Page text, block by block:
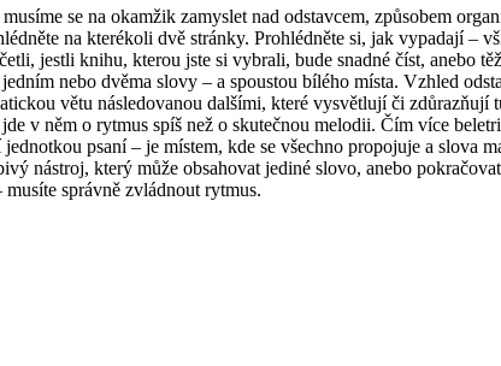
se na okamžik zamyslet nad odstavcem, způsobem
na kterékoli dvě stránky. Prohlédněte si, jak vypadají –
jestli knihu, kterou jste si vybrali, bude snadné číst, anebo
nebo dvěma slovy – a spoustou bílého místa. Vzhled
větu následovanou dalšími, které vysvětlují či zdůrazňují
v něm o rytmus spíš než o skutečnou melodii. Čím více
psaní – je místem, kde se všechno propojuje a slova
nástroj, který může obsahovat jediné slovo, anebo
správně zvládnout rytmus.